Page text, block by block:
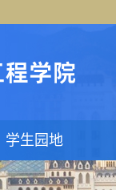
学生园地